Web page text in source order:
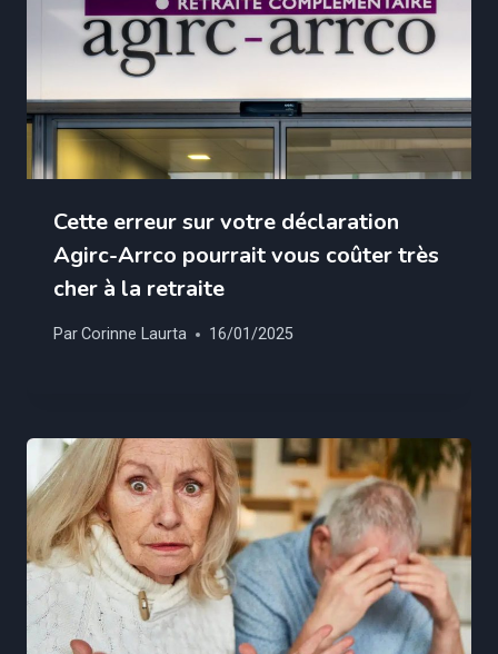
Cette erreur sur votre déclaration
Agirc-Arrco pourrait vous coûter très
cher à la retraite
ParCorinne Laurta 16/01/2025